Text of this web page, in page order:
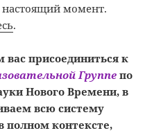
момент.
.
присоединиться к
Группепо
Нового Времени, в
всю систему
полном контексте,